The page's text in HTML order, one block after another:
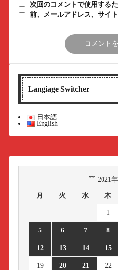
次回のコメントで使用する
前、メールアドレス、サイト
Langiage Switcher
日本語
English
2021
月 火 水 木
1
5 6 7 8
12 13 14 15
19 20 21 22